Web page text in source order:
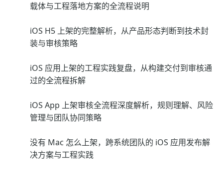
载体与工程落地方案的全流程说明
iOS H5 上架的完整解析，从产品形态判断到技术封
装与审核策略
iOS 应用上架的工程实践复盘，从构建交付到审核通
过的全流程拆解
iOS App 上架审核全流程深度解析，规则理解、风险
管理与团队协同策略
没有 Mac 怎么上架，跨系统团队的 iOS 应用发布解
决方案与工程实践